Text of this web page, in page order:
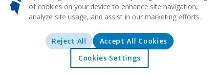
Angebote Erkunden
ihren Höhepunkt, bevor die Sommerhitze die
Menschenmassen anzieht. Eine weitere gute Reisezeit ist der
Herbst von
September
. Das Klima ist angenehm,
mit weniger Touristen, und die Mailänder Modewoche verleiht
der Stadt eine einzigartige Stimmung. Für diejenigen, die
kälteres Wetter bevorzugen, können die Wintermonate von
Februarmit weniger Touristen und
of cookies on your device to enhance site navigation,
analyze site usage, and assist in our marketing efforts.
Reject All
Accept All Cookies
Cookies Settings